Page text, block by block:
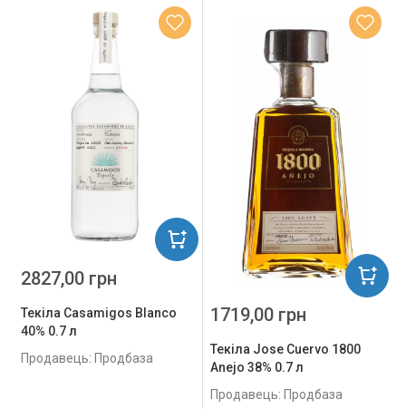
Текіла Casamigos Blanco
40% 0.7 л
Продавець: Продбаза
2827,00 грн
Текіла Jose Cuervo 1800
Anejo 38% 0.7 л
Продавець: Продбаза
1719,00 грн